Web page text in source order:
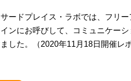
ードプレイス・ラボでは、フリ
ンにお呼びして、コミュニケー
した。（2020年11月18日開催レ